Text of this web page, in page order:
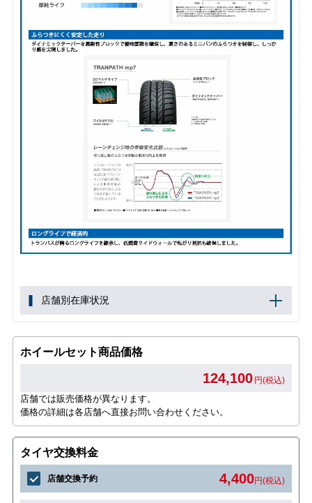
店舗別在庫状況
ホイールセット商品価格
124,100 円(税込)
店舗では販売価格が異なります。
価格の詳細は各店舗へ直接お問い合わせください。
タイヤ交換料金
店舗交換予約 4,400円(税込)